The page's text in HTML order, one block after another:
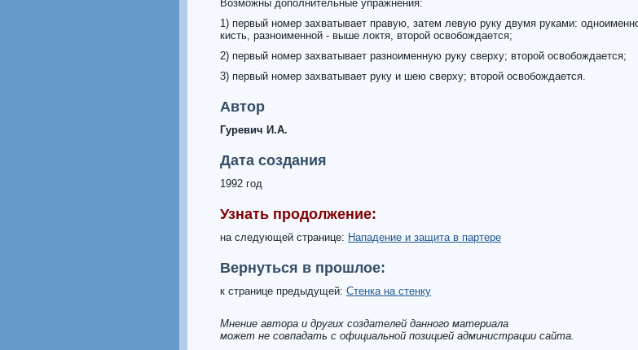
Возможны дополнительные упражнения:
1) первый номер захватывает правую, затем левую руку двумя руками:
кисть, разноименной - выше локтя, второй освобождается;
2) первый номер захватывает разноименную руку сверху; второй освобождается;
3) первый номер захватывает руку и шею сверху; второй освобождается.
Автор
Гуревич И.А.
Дата создания
1992 год
Узнать продолжение:
на следующей странице: Нападение и защита в партере
Вернуться в прошлое:
к странице предыдущей: Стенка на стенку
Мнение автора и других создателей данного материала
может не совпадать с официальной позицией администрации сайта.